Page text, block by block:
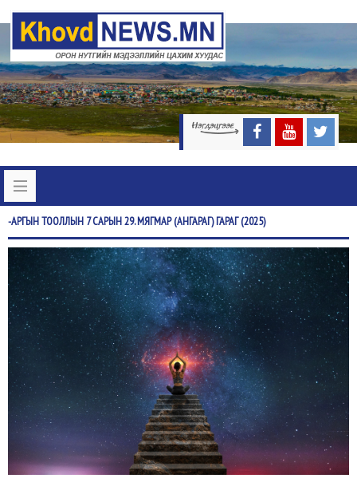
-АРГЫНТООЛЛЫН 7 САРЫН 29. МЯГМАР (АНГАРАГ) ГАРАГ (2025)